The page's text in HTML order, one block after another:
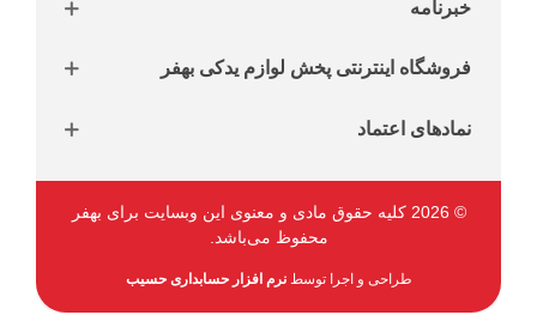
خبرنامه
فروشگاه اینترنتی پخش لوازم یدکی بهفر
نمادهای اعتماد
طراحی و اجرا توسطنرم افزار حسابداری حسیب
© 2026 کلیه حقوق مادی و معنوی این وبسایت برای بهفر
محفوظ می‌باشد.